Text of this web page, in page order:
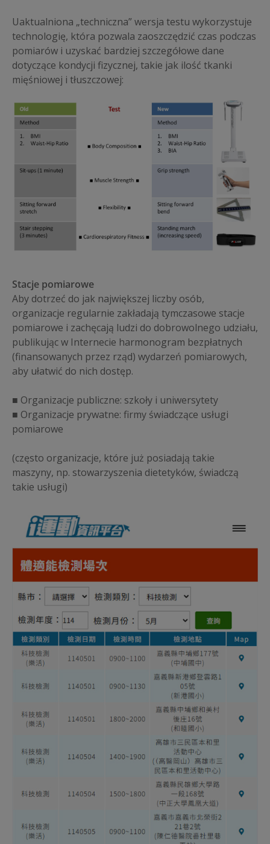
Uaktualniona „techniczna” wersja testu wykorzystuje
technologię, która pozwala zaoszczędzić czas podczas
pomiarów i uzyskać bardziej szczegółowe dane
dotyczące kondycji fizycznej, takie jak ilość tkanki
mięśniowej i tłuszczowej:
Stacje pomiarowe
Aby dotrzeć do jak największej liczby osób,
organizacje regularnie zakładają tymczasowe stacje
pomiarowe i zachęcają ludzi do dobrowolnego udziału,
publikując w Internecie harmonogram bezpłatnych
(finansowanych przez rząd) wydarzeń pomiarowych,
aby ułatwić do nich dostęp.
■ Organizacje publiczne: szkoły i uniwersytety
■ Organizacje prywatne: firmy świadczące usługi
pomiarowe
(często organizacje, które już posiadają takie
maszyny, np. stowarzyszenia dietetyków, świadczą
takie usługi)